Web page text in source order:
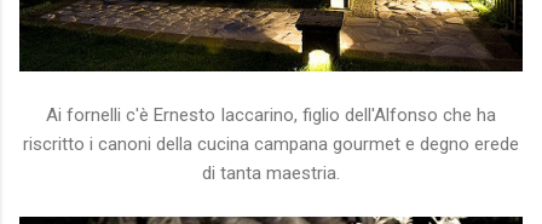
Ai fornelli c'è Ernesto Iaccarino, figlio dell'Alfonso che ha
riscritto i canoni della cucina campana gourmet e degno erede
di tanta maestria.